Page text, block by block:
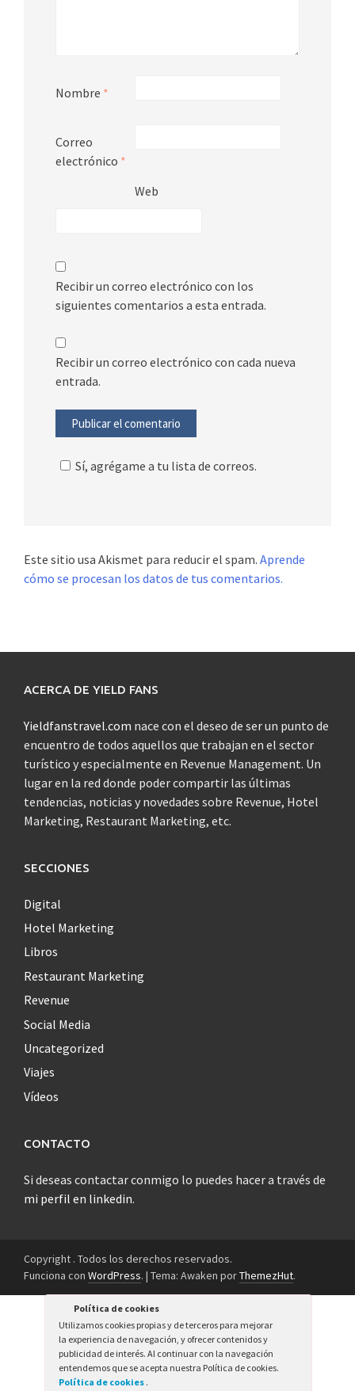
Nombre *
Correo
electrónico *
Web
Recibir un correo electrónico con los
siguientes comentarios a esta entrada.
Recibir un correo electrónico con cada nueva
entrada.
Sí, agrégame a tu lista de correos.
Este sitio usa Akismet para reducir el spam. Aprende
cómo se procesan los datos de tus comentarios.
ACERCA DE YIELD FANS
Yieldfanstravel.com nace con el deseo de ser un punto de
encuentro de todos aquellos que trabajan en el sector
turístico y especialmente en Revenue Management. Un
lugar en la red donde poder compartir las últimas
tendencias, noticias y novedades sobre Revenue, Hotel
Marketing, Restaurant Marketing, etc.
SECCIONES
Digital
Hotel Marketing
Libros
Restaurant Marketing
Revenue
Social Media
Uncategorized
Viajes
Vídeos
CONTACTO
Si deseas contactar conmigo lo puedes hacer a través de
mi perfil en linkedin.
Copyright . Todos los derechos reservados.
Funciona con WordPress. | Tema: Awaken porThemezHut.
Política de cookies
Utilizamos cookies propias y de terceros para mejorar
la experiencia de navegación, y ofrecer contenidos y
publicidad de interés. Al continuar con la navegación
entendemos que se acepta nuestra Política de cookies.
Política de cookies .